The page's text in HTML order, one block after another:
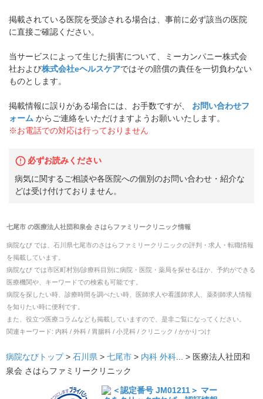
掲載されている医院を受診される場合は、事前に必ず該当の医院
に直接ご確認ください。
当サービスによって生じた損害について、ミーカンパニー株式会
社および株式会社eヘルスケアではその賠償の責任を一切負わない
ものとします。
掲載情報に誤りがある場合には、お手数ですが、
お問い合わせフ
ォーム からご連絡をいただけますようお願いいたします。
※お電話での対応は行っておりません
必ずお読みください
病気に関するご相談や各医院への個別のお問い合わせ・紹介な
どは受け付けておりません。
七尾市の医療法人社団和泉会 さはらファミリークリニック情報
病院なび では、 石川県七尾市のさはらファミリークリニックの評判・求人・転職情報
を掲載しています。
病院なび では市区町村別/診療科目別に病院・医院・薬局を探せるほか、予約ができる
医療機関や、キーワードでの検索も可能です。
病院を探したい時、診療時間を調べたい時、医師求人や看護師求人、薬剤師求人情報
を知りたい時に便利です。
また、役立つ医療コラムなども掲載していますので、是非ご覧になってください。
関連キーワード: 内科 / 外科 / 胃腸科 / 小児科 / クリニック / かかりつけ
病院なびトップ > 石川県 > 七尾市 > 内科 外科... > 医療法人社団和
泉会 さはらファミリークリニック